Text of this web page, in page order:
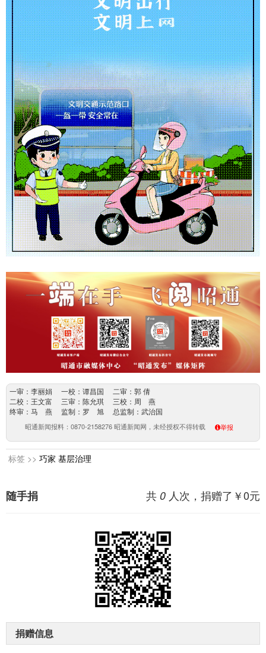
一审：李丽娟 一校：谭昌国 二审：郭 倩
二校：王文富 三审：陈允琪 三校：周 燕
终审：马 燕 监制：罗 旭 总监制：武治国
昭通新闻报料：0870-2158276 昭通新闻网，未经授权不得转载 举报
标签 >> 巧家 基层治理
共 0 人次，捐赠了￥0元
随手捐
捐赠信息